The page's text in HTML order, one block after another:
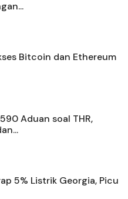
Bitcoin dan Ethereum
Aduan soal THR,
5% Listrik Georgia, Picu